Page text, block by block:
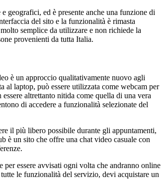
geografici, ed è presente anche una funzione di
del sito e la funzionalità è rimasta
semplice da utilizzare e non richiede la
provenienti da tutta Italia.
è un approccio qualitativamente nuovo agli
al laptop, può essere utilizzata come webcam per
altrettanto nitida come quella di una vera
di accedere a funzionalità selezionate del
il più libero possibile durante gli appuntamenti,
è un sito che offre una chat video casuale con
per essere avvisati ogni volta che andranno online
le funzionalità del servizio, devi acquistare un